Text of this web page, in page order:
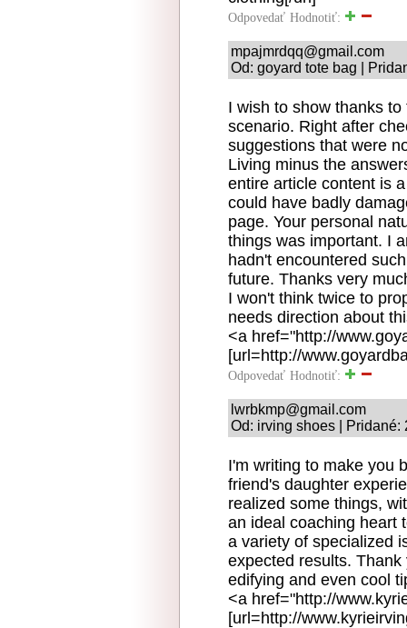
Odpovedať Hodnotiť:
mpajmrdqq@gmail.com
Od: goyard tote bag |
I wish to show thanks
scenario. Right after
suggestions that were
Living minus the
entire article content is
could have badly
page. Your personal
things was important. I
hadn't encountered
future. Thanks very
I won't think twice to
needs direction about
<a href="http://
[url=http://
Odpovedať Hodnotiť:
lwrbkmp@gmail.com
Od: irving shoes | Pridané:
I'm writing to make you
friend's daughter
realized some things,
an ideal coaching heart
a variety of specialized
expected results.
edifying and even cool
<a href="http://
[url=http://